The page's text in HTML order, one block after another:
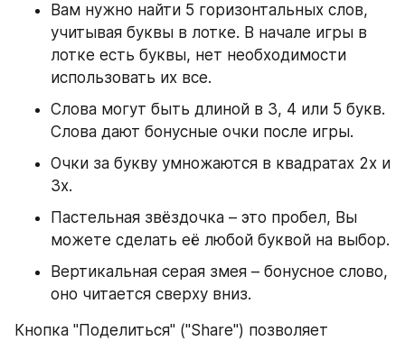
Вам нужно найти 5 горизонтальных слов,
учитывая буквы в лотке. В начале игры в
лотке есть буквы, нет необходимости
использовать их все.
Слова могут быть длиной в 3, 4 или 5 букв.
Слова дают бонусные очки после игры.
Очки за букву умножаются в квадратах 2x и
3x.
Пастельная звёздочка – это пробел, Вы
можете сделать её любой буквой на выбор.
Вертикальная серая змея – бонусное слово,
оно читается сверху вниз.
Кнопка "Поделиться" ("Share") позволяет